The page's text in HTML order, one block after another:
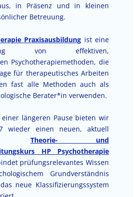
in Präsenz und in kleinen
Betreuung.
Praxisausbildung ist eine
von effektiven,
Psychotherapiemethoden, die
für therapeutisches Arbeiten
fast alle Methoden auch als
Berater*in verwenden.
längeren Pause bieten wir
wieder einen neuen, aktuell
Theorie- und
HP Psychotherapie
prüfungsrelevantes Wissen
Grundverständnis
neue Klassifizierungssystem